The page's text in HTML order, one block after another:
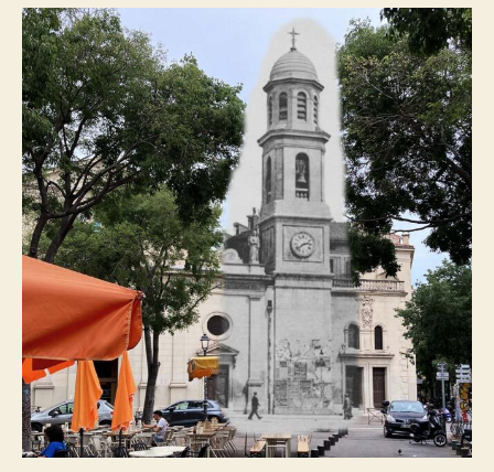
du
Mont